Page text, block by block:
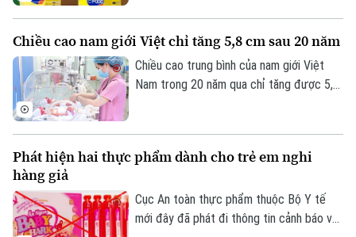
Theo dõi Hà Nội On
Chiều cao nam giới Việt chỉ tăng 5,8 cm sau 20 năm
Chiều cao trung bình của nam giới Việt
Nam trong 20 năm qua chỉ tăng được 5,8
Phát hiện hai thực phẩm dành cho trẻ em nghi
hàng giả
Cục An toàn thực phẩm thuộc Bộ Y tế
mới đây đã phát đi thông tin cảnh báo về